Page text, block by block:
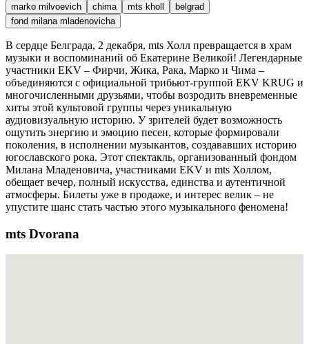
marko milvoevich
chima mts kholl
belgrad
fond milana mladenovicha
В сердце Белграда, 2 декабря, mts Холл превращается в храм
музыки и воспоминаний об Екатерине Великой! Легендарные
участники EKV – Фирчи, Жика, Рака, Марко и Чима –
объединяются с официальной трибьют-группой EKV KRUG и
многочисленными друзьями, чтобы возродить вневременные
хиты этой культовой группы через уникальную
аудиовизуальную историю. У зрителей будет возможность
ощутить энергию и эмоцию песен, которые формировали
поколения, в исполнении музыкантов, создававших историю
югославского рока. Этот спектакль, организованный фондом
Милана Младеновича, участниками EKV и mts Холлом,
обещает вечер, полный искусства, единства и аутентичной
атмосферы. Билеты уже в продаже, и интерес велик – не
упустите шанс стать частью этого музыкального феномена!
mts Dvorana